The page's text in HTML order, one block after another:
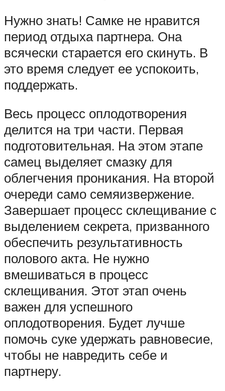
Нужно знать! Самке не нравится
период отдыха партнера. Она
всячески старается его скинуть. В
это время следует ее успокоить,
поддержать.
Весь процесс оплодотворения
делится на три части. Первая
подготовительная. На этом этапе
самец выделяет смазку для
облегчения проникания. На второй
очереди само семяизвержение.
Завершает процесс склещивание с
выделением секрета, призванного
обеспечить результативность
полового акта. Не нужно
вмешиваться в процесс
склещивания. Этот этап очень
важен для успешного
оплодотворения. Будет лучше
помочь суке удержать равновесие,
чтобы не навредить себе и
партнеру.